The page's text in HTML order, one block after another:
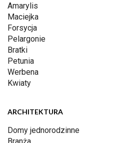
Amarylis
Maciejka
Forsycja
Pelargonie
Bratki
Petunia
Werbena
Kwiaty
ARCHITEKTURA
Domy jednorodzinne